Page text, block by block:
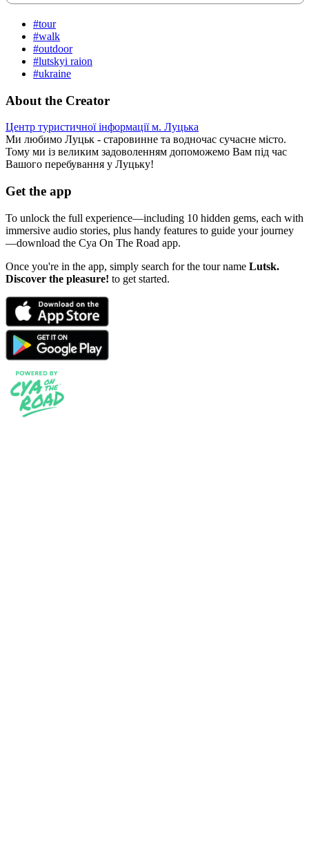
#tour
#walk
#outdoor
#lutskyi raion
#ukraine
About the Creator
Центр туристичної інформації м. Луцька
Ми любимо Луцьк - старовинне та водночас сучасне місто.
Тому ми із великим задоволенням допоможемо Вам під час
Вашого перебування у Луцьку!
Get the app
To unlock the full experience—including 10 hidden gems, each with
immersive audio stories, plus handy features to guide your journey
—download the Cya On The Road app.
Once you're in the app, simply search for the tour name Lutsk.
Discover the pleasure! to get started.